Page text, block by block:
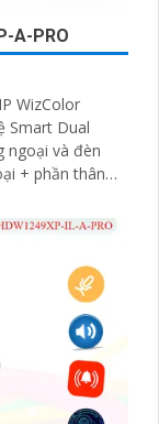
A-PRO
WizColor
Smart Dual
ngoại và đèn
+ phần thân